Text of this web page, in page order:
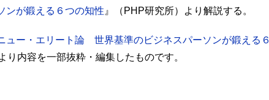
ンが鍛える６つの知性 』（PHP研究所）より解説する。
ュー・エリート論 世界基準のビジネスパーソンが鍛える
り内容を一部抜粋・編集したものです。